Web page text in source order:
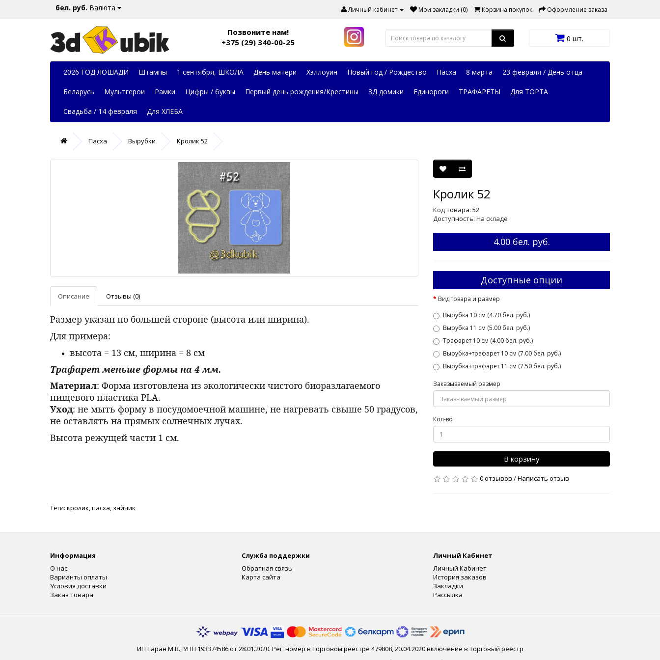
бел. руб. Валюта Личный кабинет Мои закладки (0) Корзина покупок Оформление заказа
Позвоните нам!
+375 (29) 340-00-25
0 шт.
2026 ГОД ЛОШАДИ Штампы 1 сентября, ШКОЛА День матери Хэллоуин Новый год / Рождество Пасха 8 марта 23 февраля / День отца
Беларусь Мультгерои Рамки Цифры / буквы Первый день рождения/Крестины 3Д домики Единороги ТРАФАРЕТЫ Для ТОРТА
Свадьба / 14 февраля Для ХЛЕБА
Пасха Вырубки Кролик 52
Описание Отзывы (0)
Размер указан по большей стороне (высота или ширина).
Для примера:
высота = 13 см, ширина = 8 см
Трафарет меньше формы на 4 мм.
Материал: Форма изготовлена из экологически чистого биоразлагаемого
пищевого пластика PLA.
Уход: не мыть форму в посудомоечной машине, не нагревать свыше 50 градусов,
не оставлять на прямых солнечных лучах.
Высота режущей части 1 см.
Кролик 52
Код товара: 52
Доступность: На складе
4.00 бел. руб.
Доступные опции
Вид товара и размер
Вырубка 10 см (4.70 бел. руб.)
Вырубка 11 см (5.00 бел. руб.)
Трафарет 10 см (4.00 бел. руб.)
Вырубка+трафарет 10 см (7.00 бел. руб.)
Вырубка+трафарет 11 см (7.50 бел. руб.)
Заказываемый размер
Кол-во
В корзину
0 отзывов /Написать отзыв
Теги: кролик пасха зайчик
Информация
О нас
Варианты оплаты
Условия доставки
Заказ товара
Служба поддержки
Обратная связь
Карта сайта
Личный Кабинет
Личный Кабинет
История заказов
Закладки
Рассылка
ИП Таран М.В., УНП 193374586 от 28.01.2020. Рег. номер в Торговом реестре 479808, 20.04.2020 включение в Торговый реестр